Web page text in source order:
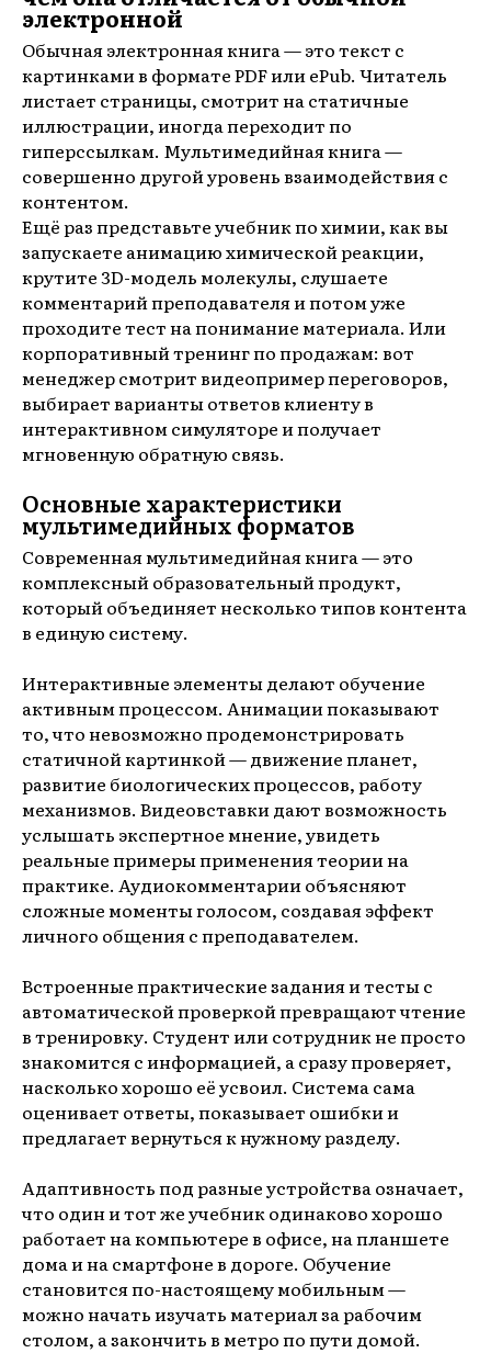
электронной
Обычная электронная книга — это текст с
картинками в формате PDF или ePub. Читатель
листает страницы, смотрит на статичные
иллюстрации, иногда переходит по
гиперссылкам. Мультимедийная книга —
совершенно другой уровень взаимодействия с
контентом.
Ещё раз представьте учебник по химии, как вы
запускаете анимацию химической реакции,
крутите 3D-модель молекулы, слушаете
комментарий преподавателя и потом уже
проходите тест на понимание материала. Или
корпоративный тренинг по продажам: вот
менеджер смотрит видеопример переговоров,
выбирает варианты ответов клиенту в
интерактивном симуляторе и получает
мгновенную обратную связь.
Основные характеристики
мультимедийных форматов
Современная мультимедийная книга — это
комплексный образовательный продукт,
который объединяет несколько типов контента
в единую систему.
Интерактивные элементы делают обучение
активным процессом. Анимации показывают
то, что невозможно продемонстрировать
статичной картинкой — движение планет,
развитие биологических процессов, работу
механизмов. Видеовставки дают возможность
услышать экспертное мнение, увидеть
реальные примеры применения теории на
практике. Аудиокомментарии объясняют
сложные моменты голосом, создавая эффект
личного общения с преподавателем.
Встроенные практические задания и тесты с
автоматической проверкой превращают чтение
в тренировку. Студент или сотрудник не просто
знакомится с информацией, а сразу проверяет,
насколько хорошо её усвоил. Система сама
оценивает ответы, показывает ошибки и
предлагает вернуться к нужному разделу.
Адаптивность под разные устройства означает,
что один и тот же учебник одинаково хорошо
работает на компьютере в офисе, на планшете
дома и на смартфоне в дороге. Обучение
становится по-настоящему мобильным —
можно начать изучать материал за рабочим
столом, а закончить в метро по пути домой.